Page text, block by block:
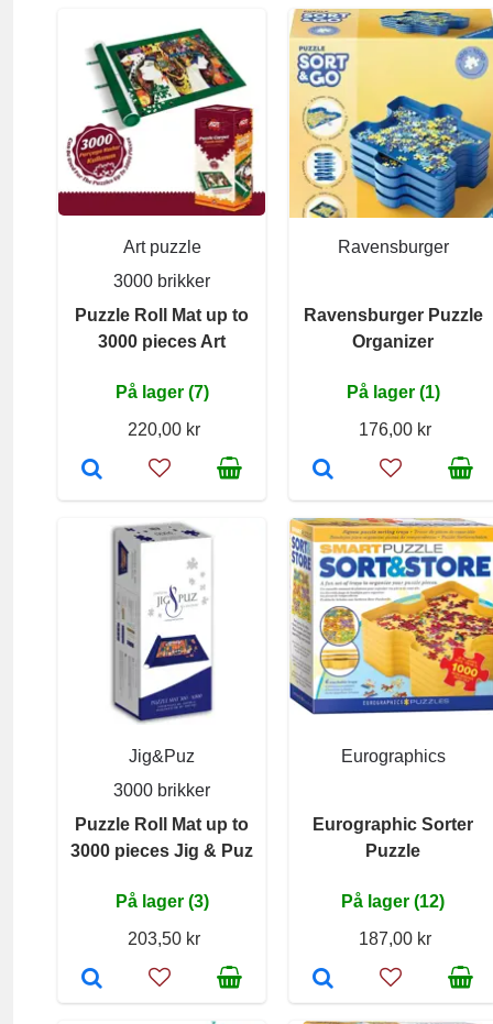
Art puzzle
3000 brikker
Puzzle Roll Mat up to
3000 pieces Art
På lager (7)
220,00 kr
Ravensburger
Ravensburger Puzzle
Organizer
På lager (1)
176,00 kr
Jig&Puz
3000 brikker
Puzzle Roll Mat up to
3000 pieces Jig & Puz
På lager (3)
203,50 kr
Eurographics
Eurographic Sorter
Puzzle
På lager (12)
187,00 kr